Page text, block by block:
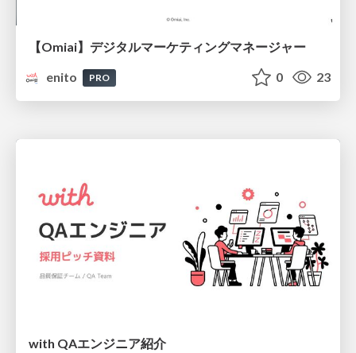
【Omiai】デジタルマーケティングマネージャー
enito
PRO 0 23
with QAエンジニア紹介